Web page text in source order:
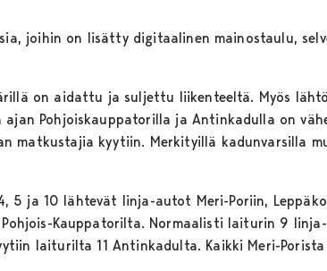
joihin on lisätty digitaalinen mainostaulu,
on aidattu ja suljettu liikenteeltä. Myös
ajan Pohjoiskauppatorilla ja Antinkadulla on
matkustajia kyytiin. Merkityillä kadunvarsilla
5 ja 10 lähtevät linja-autot Meri-Poriin,
Kauppatorilta. Normaalisti laiturin 9
laiturilta 11 Antinkadulta. Kaikki Meri-